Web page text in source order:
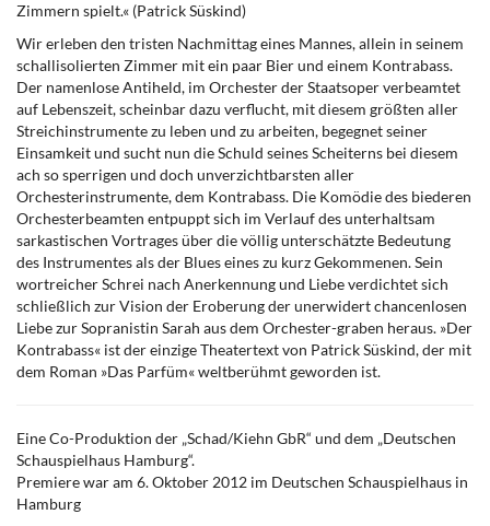
Zimmern spielt.« (Patrick Süskind)
Wir erleben den tristen Nachmittag eines Mannes, allein in seinem
schallisolierten Zimmer mit ein paar Bier und einem Kontrabass.
Der namenlose Antiheld, im Orchester der Staatsoper verbeamtet
auf Lebenszeit, scheinbar dazu verflucht, mit diesem größten aller
Streichinstrumente zu leben und zu arbeiten, begegnet seiner
Einsamkeit und sucht nun die Schuld seines Scheiterns bei diesem
ach so sperrigen und doch unverzichtbarsten aller
Orchesterinstrumente, dem Kontrabass. Die Komödie des biederen
Orchesterbeamten entpuppt sich im Verlauf des unterhaltsam
sarkastischen Vortrages über die völlig unterschätzte Bedeutung
des Instrumentes als der Blues eines zu kurz Gekommenen. Sein
wortreicher Schrei nach Anerkennung und Liebe verdichtet sich
schließlich zur Vision der Eroberung der unerwidert chancenlosen
Liebe zur Sopranistin Sarah aus dem Orchester-graben heraus. »Der
Kontrabass« ist der einzige Theatertext von Patrick Süskind, der mit
dem Roman »Das Parfüm« weltberühmt geworden ist.
Eine Co-Produktion der „Schad/Kiehn GbR“ und dem „Deutschen
Schauspielhaus Hamburg“.
Premiere war am 6. Oktober 2012 im Deutschen Schauspielhaus in
Hamburg